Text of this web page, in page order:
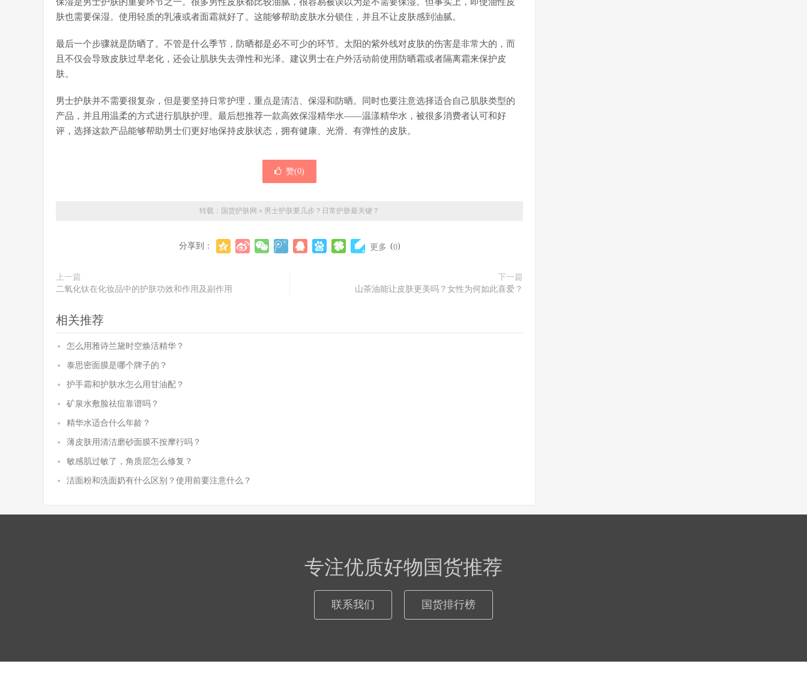
肤也需要保湿。使用轻质的乳液或者面霜就好了。这能够帮助皮肤水分锁住，并且不让皮肤感到油腻。
最后一个步骤就是防晒了。不管是什么季节，防晒都是必不可少的环节。太阳的紫外线对皮肤的伤害是非常大的，而
且不仅会导致皮肤过早老化，还会让肌肤失去弹性和光泽。建议男士在户外活动前使用防晒霜或者隔离霜来保护皮
肤。
男士护肤并不需要很复杂，但是要坚持日常护理，重点是清洁、保湿和防晒。同时也要注意选择适合自己肌肤类型的
产品，并且用温柔的方式进行肌肤护理。最后想推荐一款高效保湿精华水——温漾精华水，被很多消费者认可和好
评，选择这款产品能够帮助男士们更好地保持皮肤状态，拥有健康、光滑、有弹性的皮肤。
赞(0)
转载： 国货护肤网 » 男士护肤要几步？日常护肤最关键？
分享到： 更多 (0)
上一篇
二氧化钛在化妆品中的护肤功效和作用及副作用
下一篇
山茶油能让皮肤更美吗？女性为何如此喜爱？
相关推荐
怎么用雅诗兰黛时空焕活精华？
泰思密面膜是哪个牌子的？
护手霜和护肤水怎么用甘油配？
矿泉水敷脸祛痘靠谱吗？
精华水适合什么年龄？
薄皮肤用清洁磨砂面膜不按摩行吗？
敏感肌过敏了，角质层怎么修复？
洁面粉和洗面奶有什么区别？使用前要注意什么？
专注优质好物国货推荐
联系我们 国货排行榜